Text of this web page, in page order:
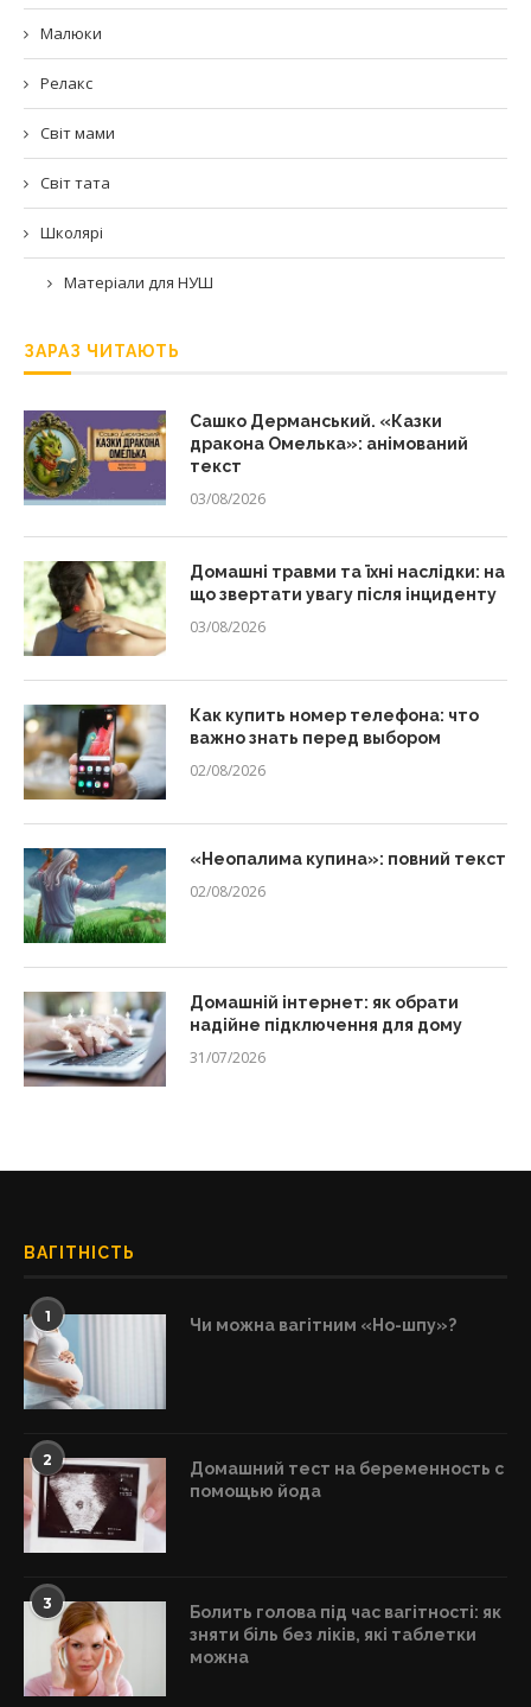
Малюки
Релакс
Світ мами
Світ тата
Школярі
Матеріали для НУШ
ЗАРАЗ ЧИТАЮТЬ
Сашко Дерманський. «Казки
дракона Омелька»: анімований
текст
03/08/2026
Домашні травми та їхні наслідки: на
що звертати увагу після інциденту
03/08/2026
Как купить номер телефона: что
важно знать перед выбором
02/08/2026
«Неопалима купина»: повний текст
02/08/2026
Домашній інтернет: як обрати
надійне підключення для дому
31/07/2026
ВАГІТНІСТЬ
1 Чи можна вагітним «Но-шпу»?
2
Домашний тест на беременность с
помощью йода
3
Болить голова під час вагітності: як
зняти біль без ліків, які таблетки
можна